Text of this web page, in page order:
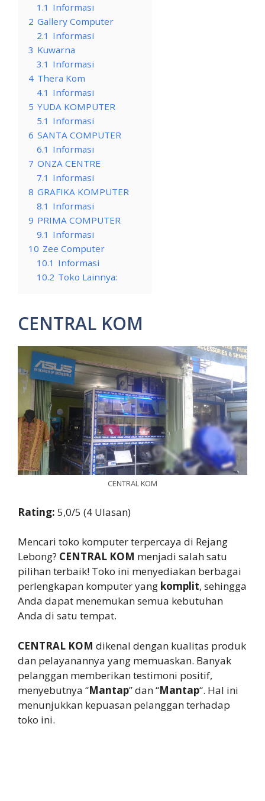
1.1 Informasi
2 Gallery Computer
2.1 Informasi
3 Kuwarna
3.1 Informasi
4 Thera Kom
4.1 Informasi
5 YUDA KOMPUTER
5.1 Informasi
6 SANTA COMPUTER
6.1 Informasi
7 ONZA CENTRE
7.1 Informasi
8 GRAFIKA KOMPUTER
8.1 Informasi
9 PRIMA COMPUTER
9.1 Informasi
10 Zee Computer
10.1 Informasi
10.2 Toko Lainnya:
CENTRAL KOM
CENTRAL KOM
Rating: 5,0/5 (4 Ulasan)
Mencari toko komputer terpercaya di Rejang
Lebong? CENTRAL KOM menjadi salah satu
pilihan terbaik! Toko ini menyediakan berbagai
perlengkapan komputer yang komplit, sehingga
Anda dapat menemukan semua kebutuhan
Anda di satu tempat.
CENTRAL KOM dikenal dengan kualitas produk
dan pelayanannya yang memuaskan. Banyak
pelanggan memberikan testimoni positif,
menyebutnya “Mantap” dan “Mantap“. Hal ini
menunjukkan kepuasan pelanggan terhadap
toko ini.